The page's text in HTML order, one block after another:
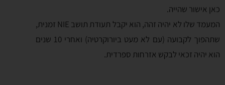
כאן אישור שהייה.
המעמד שלו לא יהיה זהה, הוא יקבל תעודת תושב NIE זמנית,
שתהפוך לקבועה (עם לא מעט ביורוקרטיה) ואחרי 10 שנים
הוא יהיה זכאי לבקש אזרחות ספרדית.